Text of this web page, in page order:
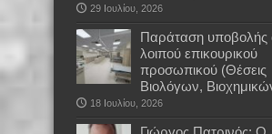
29 Ιουλίου, 2026
Παράταση υποβολής
λοιπού επικουρικού
προσωπικού (Θέσεις
Βιολόγων,
18 Ιουλίου, 2026